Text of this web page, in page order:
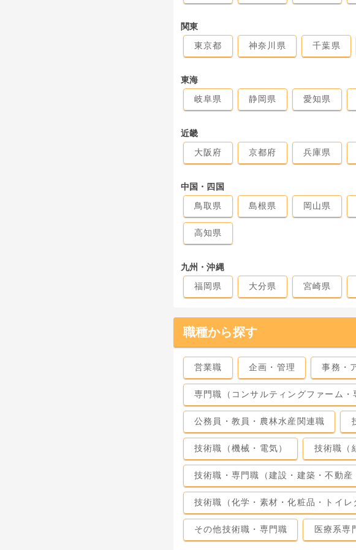
関東
東京都
神奈川県 千葉県
東海
岐阜県
静岡県 愛知県
近畿
大阪府
京都府 兵庫県
中国・四国
鳥取県
島根県 岡山県
高知県
九州・沖縄
福岡県
大分県 宮崎県
職種から探す
営業職 企画・管理 事務・
専門職（コンサルティングファーム・
公務員・教員・農林水産関連職
技術職（機械・電気） 技術職（
技術職・専門職（建設・建築・不動産
技術職（化学・素材・化粧品・トイレ
その他技術職・専門職 医療系専